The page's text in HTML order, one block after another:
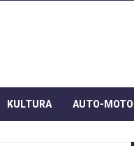
KULTURA AUTO-MOTO